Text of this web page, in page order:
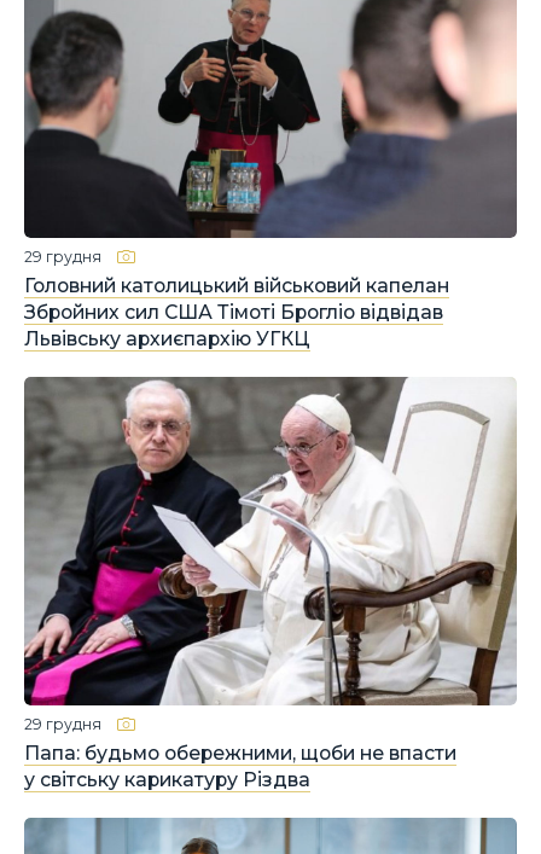
Головний католицький військовий капелан
Збройних сил США Тімоті Брогліо відвідав
Львівську архиєпархію УГКЦ
29 грудня
Папа: будьмо обережними, щоби не впасти
у світську карикатуру Різдва
29 грудня